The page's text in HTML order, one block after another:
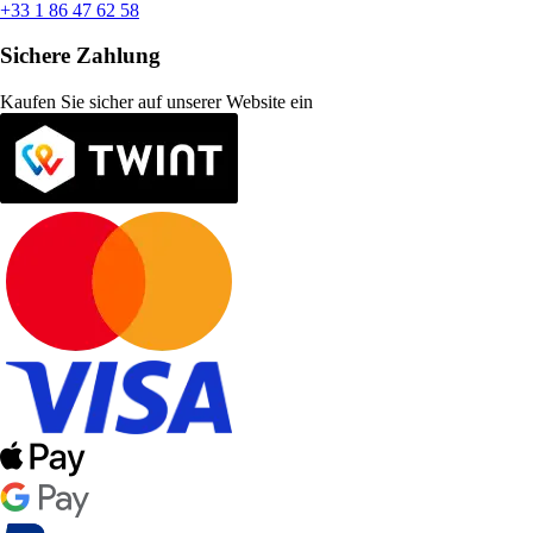
+33 1 86 47 62 58
Sichere Zahlung
Kaufen Sie sicher auf unserer Website ein